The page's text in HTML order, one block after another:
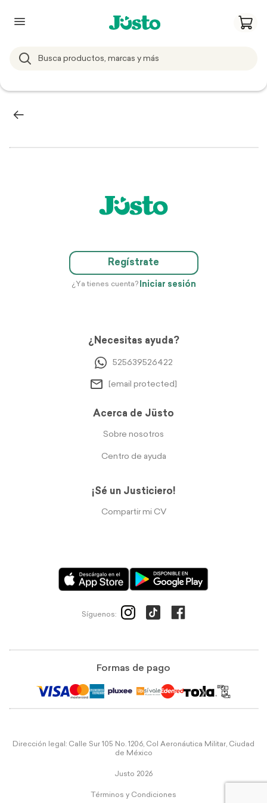
Regístrate
¿Ya tienes cuenta? Iniciar sesión
¿Necesitas ayuda?
525639526422
[email protected]
Acerca de Jüsto
Sobre nosotros
Centro de ayuda
¡Sé un Justiciero!
Compartir mi CV
Síguenos:
Formas de pago
Dirección legal: Calle Sur 105 No. 1206, Col Aeronáutica Militar, Ciudad
de México
Justo 2026
Términos y Condiciones